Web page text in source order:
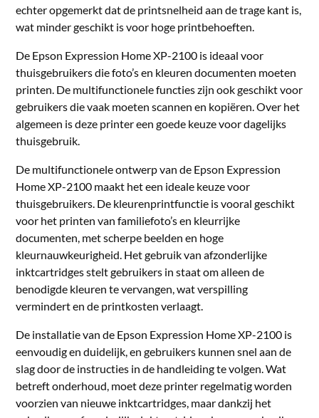
echter opgemerkt dat de printsnelheid aan de trage kant is,
wat minder geschikt is voor hoge printbehoeften.
De Epson Expression Home XP-2100 is ideaal voor
thuisgebruikers die foto’s en kleuren documenten moeten
printen. De multifunctionele functies zijn ook geschikt voor
gebruikers die vaak moeten scannen en kopiëren. Over het
algemeen is deze printer een goede keuze voor dagelijks
thuisgebruik.
De multifunctionele ontwerp van de Epson Expression
Home XP-2100 maakt het een ideale keuze voor
thuisgebruikers. De kleurenprintfunctie is vooral geschikt
voor het printen van familiefoto’s en kleurrijke
documenten, met scherpe beelden en hoge
kleurnauwkeurigheid. Het gebruik van afzonderlijke
inktcartridges stelt gebruikers in staat om alleen de
benodigde kleuren te vervangen, wat verspilling
vermindert en de printkosten verlaagt.
De installatie van de Epson Expression Home XP-2100 is
eenvoudig en duidelijk, en gebruikers kunnen snel aan de
slag door de instructies in de handleiding te volgen. Wat
betreft onderhoud, moet deze printer regelmatig worden
voorzien van nieuwe inktcartridges, maar dankzij het